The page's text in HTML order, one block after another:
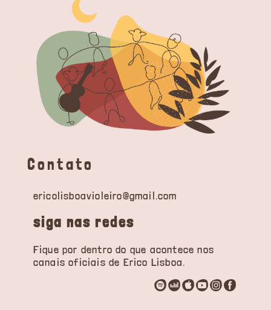
Contato
ericolisboavioleiro@gmail.com
siga nas redes
Fique por dentro do que acontece nos
canais oficiais de Erico Lisboa.